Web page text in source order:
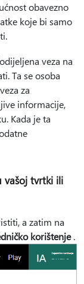
obavezno
koje bi samo
veza na
Ta se osoba
za
informacije,
Kada je ta
vašoj tvrtki ili
a zatim na
korištenje.